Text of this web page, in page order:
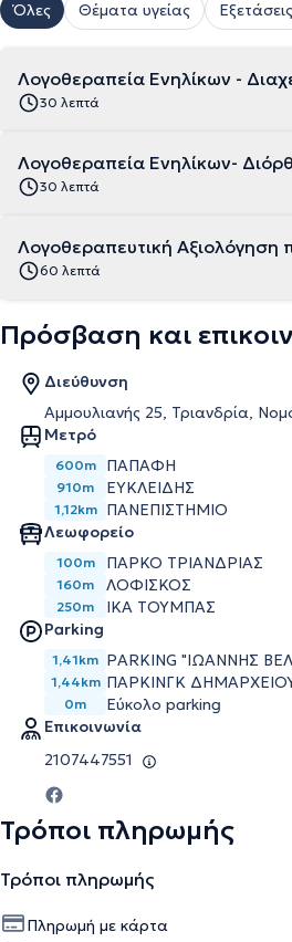
Όλες Θέματα υγείας
Λογοθεραπεία Ενηλίκων -
30 λεπτά
Λογοθεραπεία Ενηλίκων-
30 λεπτά
Λογοθεραπευτική Αξιολόγηση
60 λεπτά
Πρόσβαση και
Διεύθυνση
Αμμουλιανής 25, Τριανδρία,
Μετρό
600m ΠΑΠΆΦΗ
910m ΕΥΚΛΕΊΔΗΣ
1,12km
ΠΑΝΕΠΙΣΤΉΜΙΟ
Λεωφορείο
100m ΠΑΡΚΟ ΤΡΙΑΝΔΡΙΑΣ
160m ΛΟΦΙΣΚΟΣ
250m
ΙΚΑ ΤΟΥΜΠΑΣ
Parking
1,41km PARKING "ΙΩΆΝΝΗΣ
1,44km ΠΆΡΚΙΝΓΚ
0m
Εύκολο parking
Επικοινωνία
2107447551
Τρόποι πληρωμής
Τρόποι πληρωμής
Πληρωμή με κάρτα